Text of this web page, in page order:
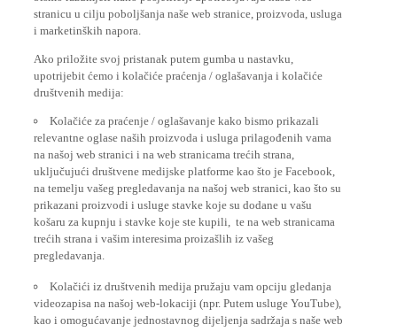
stranicu u cilju poboljšanja naše web stranice, proizvoda, usluga
i marketinških napora.
Ako priložite svoj pristanak putem gumba u nastavku,
upotrijebit ćemo i kolačiće praćenja / oglašavanja i kolačiće
društvenih medija:
Kolačiće za praćenje / oglašavanje kako bismo prikazali
relevantne oglase naših proizvoda i usluga prilagođenih vama
na našoj web stranici i na web stranicama trećih strana,
uključujući društvene medijske platforme kao što je Facebook,
na temelju vašeg pregledavanja na našoj web stranici, kao što su
prikazani proizvodi i usluge stavke koje su dodane u vašu
košaru za kupnju i stavke koje ste kupili, te na web stranicama
trećih strana i vašim interesima proizašlih iz vašeg
pregledavanja.
Kolačići iz društvenih medija pružaju vam opciju gledanja
videozapisa na našoj web-lokaciji (npr. Putem usluge YouTube),
kao i omogućavanje jednostavnog dijeljenja sadržaja s naše web